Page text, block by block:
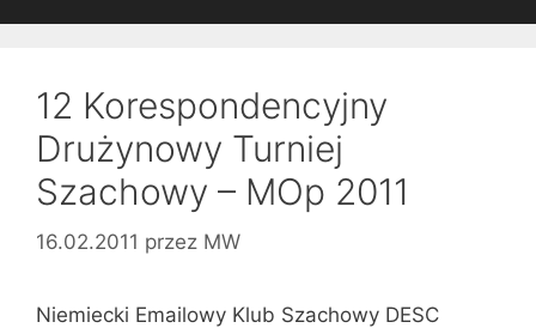
12 Korespondencyjny
Drużynowy Turniej
Szachowy – MOp 2011
16.02.2011 przez MW
Niemiecki Emailowy Klub Szachowy DESC